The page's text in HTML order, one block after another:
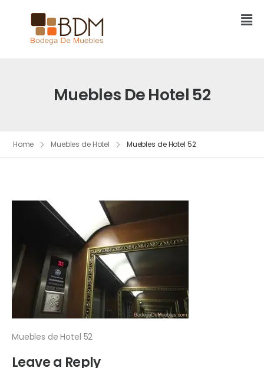
Muebles De Hotel 52
Home Muebles de Hotel Muebles de Hotel 52
Muebles de Hotel 52
Leave a Reply